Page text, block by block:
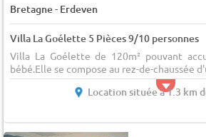
Bretagne- Erdeven
Villa La Goélette 5 Pièces 9/10 personnes
Villa La Goélette de 120m² pouvant
bébé.Elle se compose au rez-de-chaussée
Location située à 1.3 km